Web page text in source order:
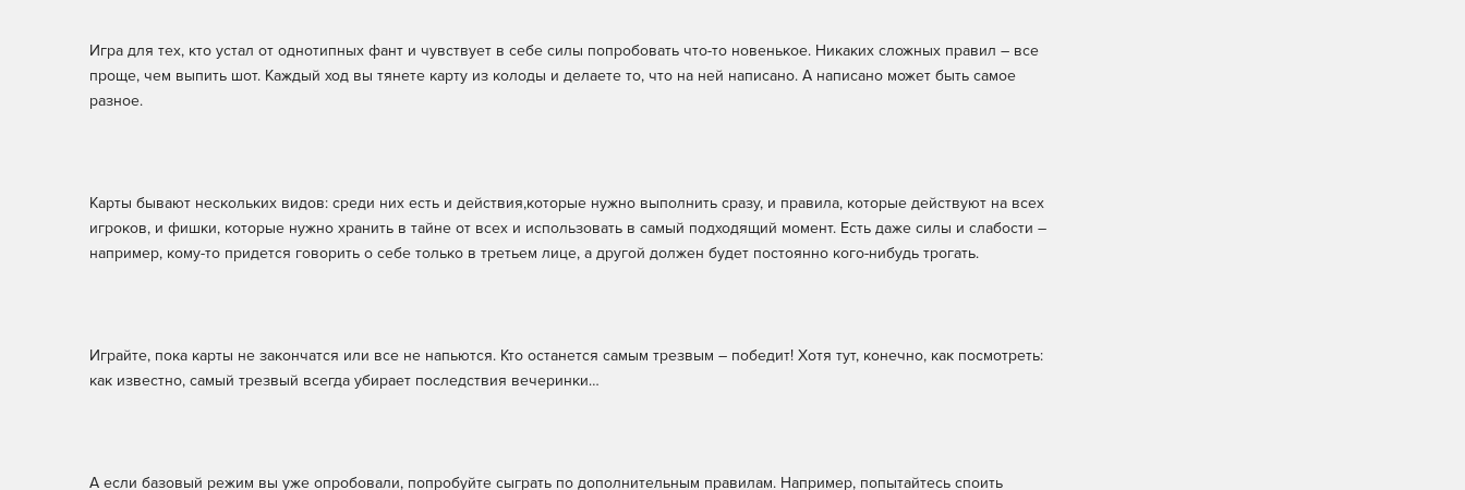
Игра для тех, кто устал от однотипных фант и чувствует в себе силы попробовать что-то новенькое. Никаких сложных правил – все
проще, чем выпить шот. Каждый ход вы тянете карту из колоды и делаете то, что на ней написано. А написано может быть самое
разное.
Карты бывают нескольких видов: среди них есть и действия,которые нужно выполнить сразу, и правила, которые действуют на всех
игроков, и фишки, которые нужно хранить в тайне от всех и использовать в самый подходящий момент. Есть даже силы и слабости –
например, кому-то придется говорить о себе только в третьем лице, а другой должен будет постоянно кого-нибудь трогать.
Играйте, пока карты не закончатся или все не напьются. Кто останется самым трезвым – победит! Хотя тут, конечно, как посмотреть:
как известно, самый трезвый всегда убирает последствия вечеринки…
А если базовый режим вы уже опробовали, попробуйте сыграть по дополнительным правилам. Например, попытайтесь споить